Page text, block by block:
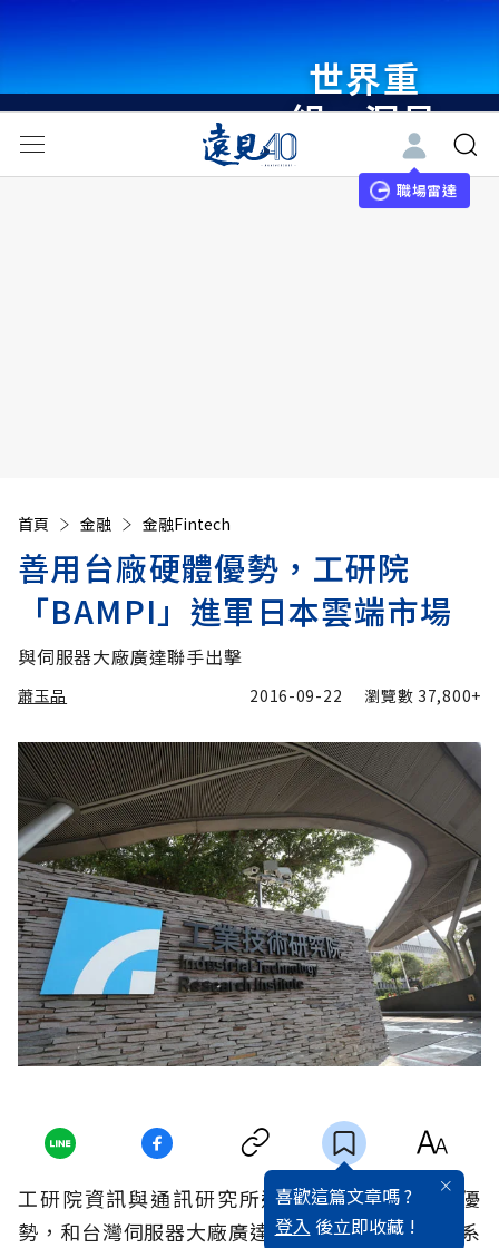
世界重
組・洞見
未來 與
世界領袖
職場雷達
首頁 金融 金融Fintech
善用台廠硬體優勢，工研院
「BAMPI」進軍日本雲端市場
與伺服器大廠廣達聯手出擊
蕭玉品 2016-09-22 瀏覽數 37,800+
喜歡這篇文章嗎 ?
登入 後立即收藏 !
工研院資訊與通訊研究所運用台灣既有的硬體優
勢，和台灣伺服器大廠廣達聯手出擊，加上自身系